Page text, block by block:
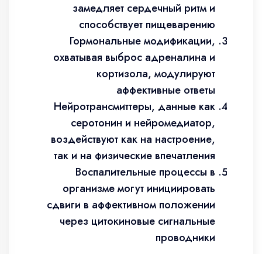
замедляет сердечный ритм и
способствует пищеварению
Гормональные модификации,
охватывая выброс адреналина и
кортизола, модулируют
аффективные ответы
Нейротрансмиттеры, данные как
серотонин и нейромедиатор,
воздействуют как на настроение,
так и на физические впечатления
Воспалительные процессы в
организме могут инициировать
сдвиги в аффективном положении
через цитокиновые сигнальные
проводники